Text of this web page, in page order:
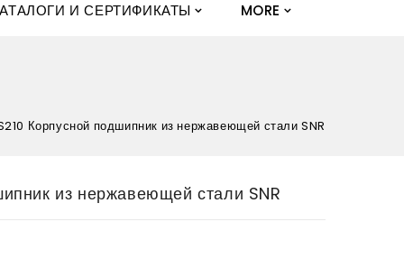
И СЕРТИФИКАТЫ MORE
Корпусной подшипник из нержавеющей стали SNR
из нержавеющей стали SNR